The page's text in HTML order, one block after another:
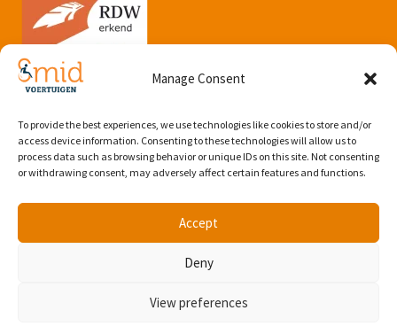
Manage Consent
To provide the best experiences, we use technologies like cookies to store and/or
access device information. Consenting to these technologies will allow us to
process data such as browsing behavior or unique IDs on this site. Not consenting
or withdrawing consent, may adversely affect certain features and functions.
Accept
Deny
View preferences
© 2026 Webdesign by Subbs
Algemene voorwaarden
Plan proefrit